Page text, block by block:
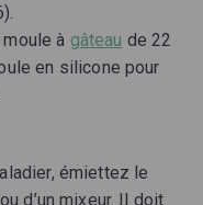
moule à gâteau de 22
en silicone pour
émiettez le
d’un mixeur. Il doit